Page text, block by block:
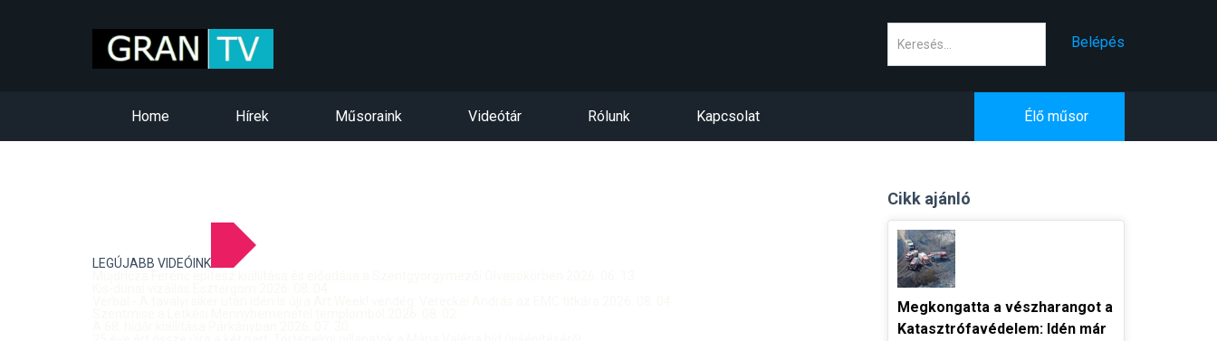
Belépés
Home Hírek Műsoraink Videótár Rólunk Kapcsolat Élő műsor
LEGÚJABB VIDEÓINK
Cikk ajánló
Megkongatta a vészharangot a
Katasztrófavédelem: Idén már